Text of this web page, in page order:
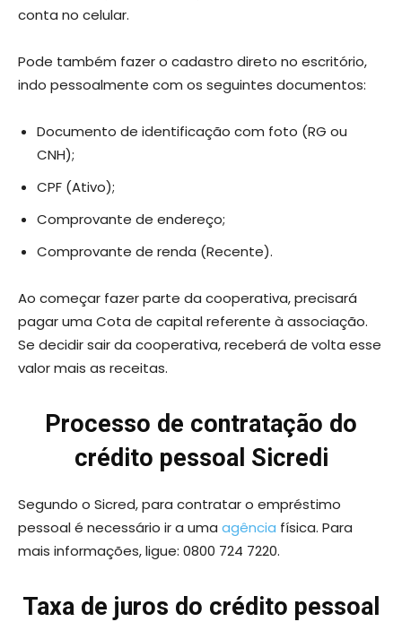
conta no celular.
Pode também fazer o cadastro direto no escritório,
indo pessoalmente com os seguintes documentos:
Documento de identificação com foto (RG ou
CNH);
CPF (Ativo);
Comprovante de endereço;
Comprovante de renda (Recente).
Ao começar fazer parte da cooperativa, precisará
pagar uma Cota de capital referente à associação.
Se decidir sair da cooperativa, receberá de volta esse
valor mais as receitas.
Processo de contratação do
crédito pessoal Sicredi
Segundo o Sicred, para contratar o empréstimo
pessoal é necessário ir a uma agência física. Para
mais informações, ligue: 0800 724 7220.
Taxa de juros do crédito pessoal